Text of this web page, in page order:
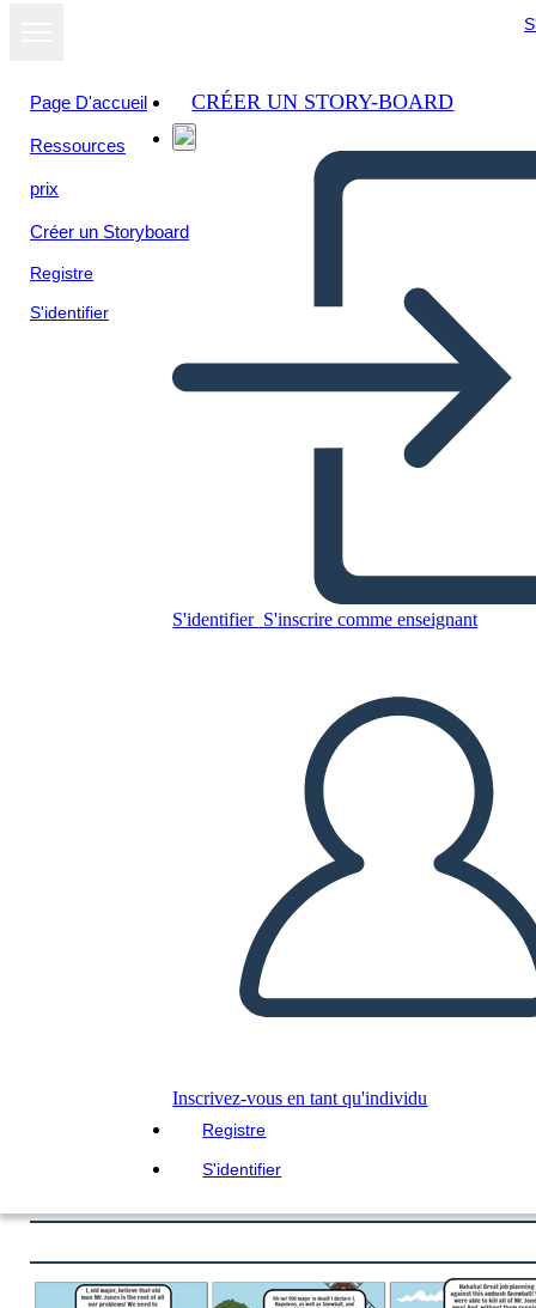
Page D'accueil
Ressources
prix
Créer un Storyboard
Registre
S'identifier
CRÉER UN STORY-BOARD
S'identifier S'inscrire comme enseignant
Inscrivez-vous en tant qu'individu
Registre
S'identifier
Copiez ce storyboard
CRÉER UN STORYBOARD
LIS-MOI
Afficher sous
forme de